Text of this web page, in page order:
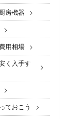
房機器
用相場
く入手す
ておこう